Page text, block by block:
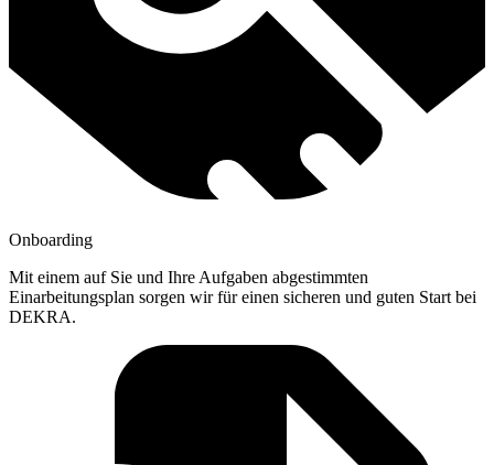
Onboarding
Mit einem auf Sie und Ihre Aufgaben abgestimmten
Einarbeitungsplan sorgen wir für einen sicheren und guten Start bei
DEKRA.